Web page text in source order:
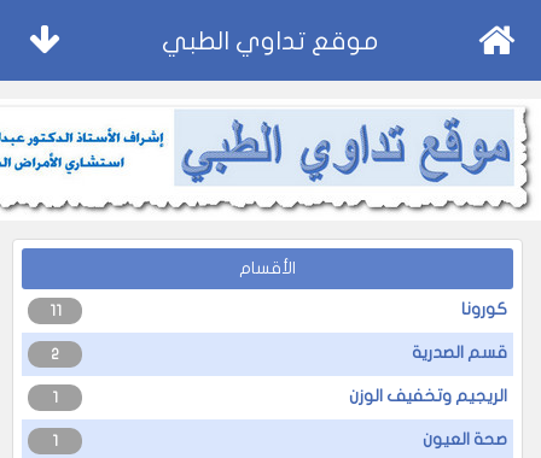
موقع تداوي الطبي
الأقسام
كورونا 11
قسم الصدرية 2
الريجيم وتخفيف الوزن 1
صحة العيون 1